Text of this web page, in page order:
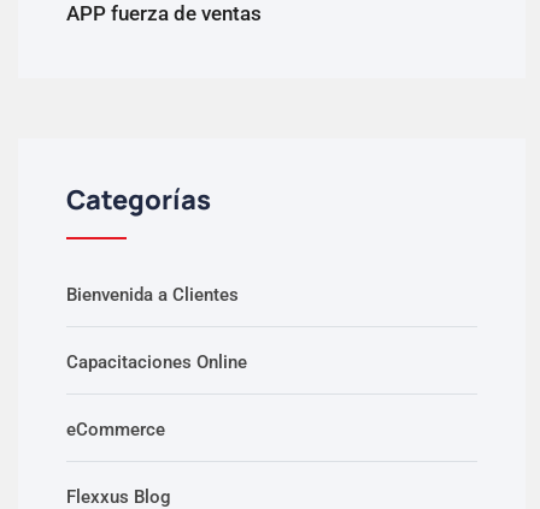
APP fuerza de ventas
Categorías
Bienvenida a Clientes
Capacitaciones Online
eCommerce
Flexxus Blog